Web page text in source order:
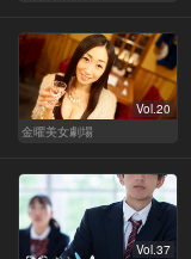
Vol.20
金曜美女劇場
Vol.37